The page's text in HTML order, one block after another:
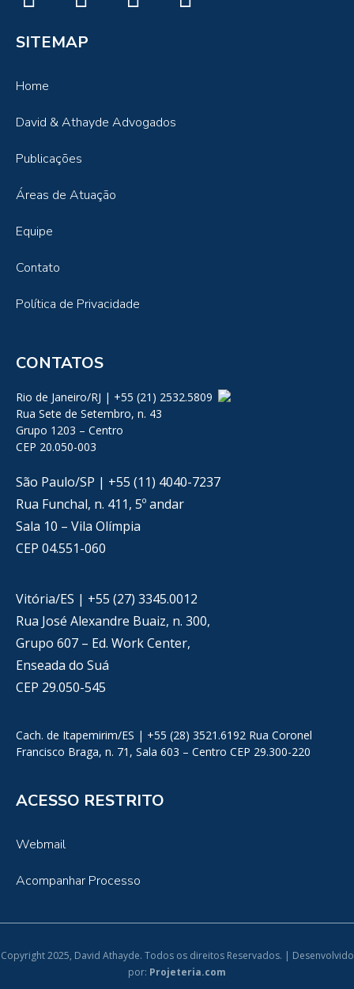
SITEMAP
Home
David & Athayde Advogados
Publicações
Áreas de Atuação
Equipe
Contato
Política de Privacidade
CONTATOS
Rio de Janeiro/RJ | +55 (21) 2532.5809
Rua Sete de Setembro, n. 43
Grupo 1203 – Centro
CEP 20.050-003
São Paulo/SP | +55 (11) 4040-7237
Rua Funchal, n. 411, 5º andar
Sala 10 – Vila Olímpia
CEP 04.551-060
Vitória/ES | +55 (27) 3345.0012
Rua José Alexandre Buaiz, n. 300,
Grupo 607 – Ed. Work Center,
Enseada do Suá
CEP 29.050-545
Cach. de Itapemirim/ES | +55 (28) 3521.6192 Rua Coronel
Francisco Braga, n. 71, Sala 603 – Centro CEP 29.300-220
ACESSO RESTRITO
Webmail
Acompanhar Processo
Copyright 2025, David Athayde. Todos os direitos Reservados. | Desenvolvido
por: Projeteria.com